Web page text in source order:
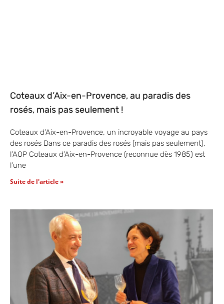
Coteaux d’Aix-en-Provence, au paradis des
rosés, mais pas seulement !
Coteaux d’Aix-en-Provence, un incroyable voyage au pays
des rosés Dans ce paradis des rosés (mais pas seulement),
l’AOP Coteaux d’Aix-en-Provence (reconnue dès 1985) est
l’une
Suite de l'article »